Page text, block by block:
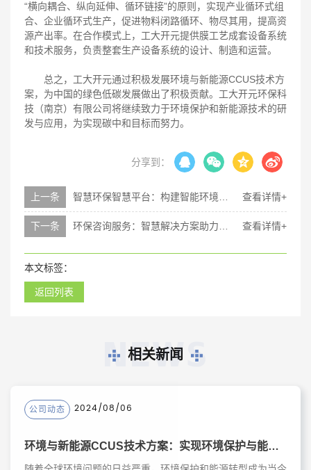
“横向耦合、纵向延伸、循环链接”的原则，实现产业循环式组
合、企业循环式生产，促进物料闭路循环、物尽其用，提高资
源产出率。在合作模式上，工大开元提供膜工艺成套设备系统
和技术服务，负责整套生产设备系统的设计、制造和运营。
总之，工大开元通过积极发展环境与新能源CCUS技术方
案，为中国的绿色低碳发展做出了积极贡献。工大开元环保科
技（南京）有限公司将继续致力于环境保护和新能源技术的研
发与应用，为实现碳中和目标而努力。
分享到：
上一条 查看详情+
智慧环保智慧平台：构建智能环境管理新格局
下一条 查看详情+
环保咨询服务：智慧解决方案助力企业可持续发展
本文标签：
返回列表
相关新闻
NEWS
公司动态 2024/08/06
环境与新能源CCUS技术方案：实现环境保护与能源转型